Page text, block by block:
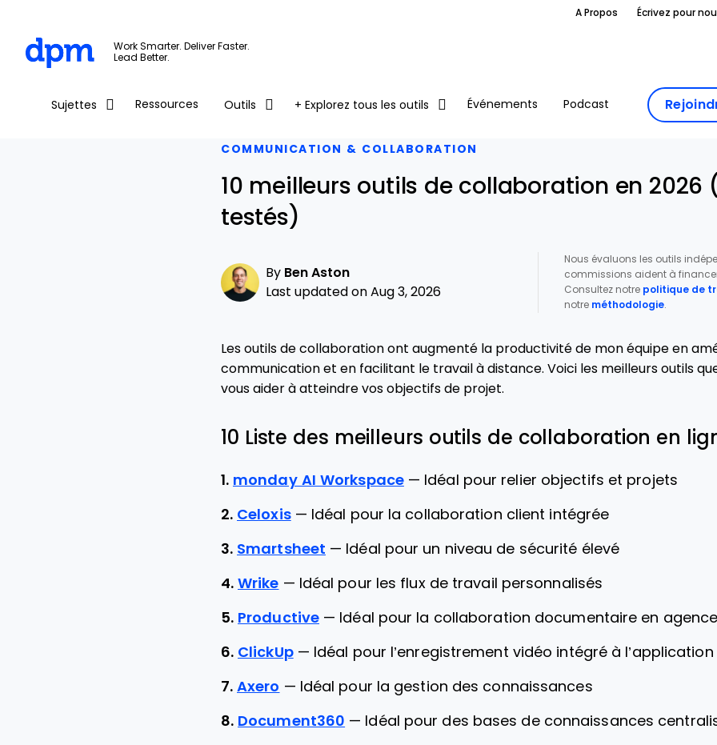
Skip to main content
A Propos Écrivez pour
Work Smarter. Deliver Faster.
Lead Better.
Sujettes Ressources Outils + Explorez tous les outils Événements Podcast
COMMUNICATION & COLLABORATION
10 meilleurs outils de collaboration en 2026
testés)
By Ben Aston
Last updated on Aug 3, 2026
Nous évaluons les outils
commissions aident à
Consultez notre politique de
notre méthodologie.
Les outils de collaboration ont augmenté la productivité de mon équipe en
communication et en facilitant le travail à distance. Voici les meilleurs outils
vous aider à atteindre vos objectifs de projet.
10 Liste des meilleurs outils de collaboration en
1. monday AI Workspace — Idéal pour relier objectifs et projets
2. Celoxis — Idéal pour la collaboration client intégrée
3. Smartsheet — Idéal pour un niveau de sécurité élevé
4. Wrike — Idéal pour les flux de travail personnalisés
5. Productive — Idéal pour la collaboration documentaire en agence
6. ClickUp — Idéal pour l’enregistrement vidéo intégré à l’application
7. Axero — Idéal pour la gestion des connaissances
8. Document360 — Idéal pour des bases de connaissances